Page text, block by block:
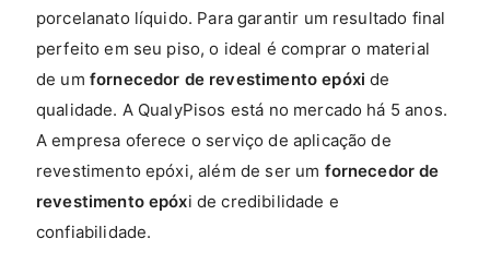
porcelanato líquido. Para garantir um resultado final
perfeito em seu piso, o ideal é comprar o material
de um fornecedor de revestimento epóxi de
qualidade. A QualyPisos está no mercado há 5 anos.
A empresa oferece o serviço de aplicação de
revestimento epóxi, além de ser um fornecedor de
revestimento epóxi de credibilidade e
confiabilidade.